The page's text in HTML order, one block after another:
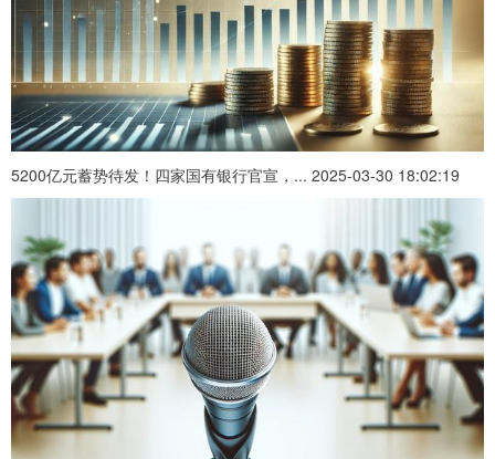
5200亿元蓄势待发！四家国有银行官宣，... 2025-03-30 18:02:19